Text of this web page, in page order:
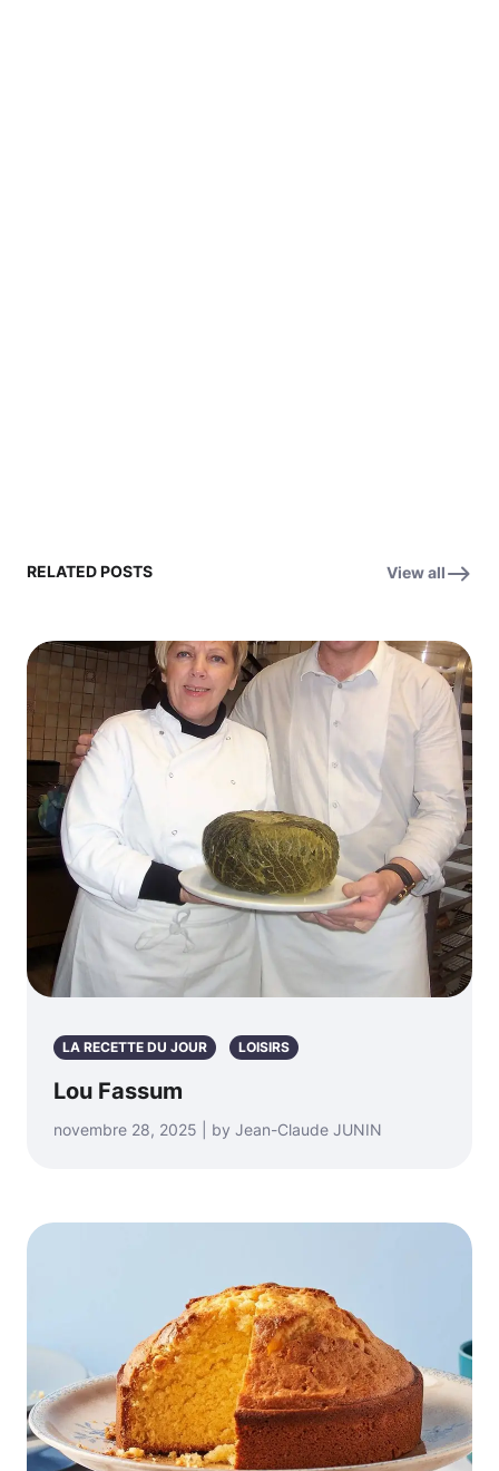
RELATED POSTS View all
LA RECETTE DU JOUR LOISIRS
Lou Fassum
novembre 28, 2025 | by Jean-Claude JUNIN